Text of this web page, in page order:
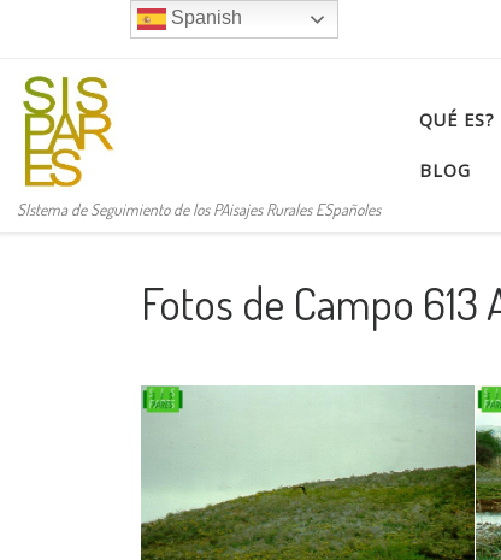
Saltar al contenido
SIstema de Seguimiento de los PAisajes Rurales ESpañoles
QUÉ ES?
BLOG
Fotos de Campo 613
Spanish